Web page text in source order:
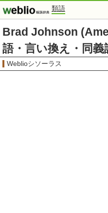
類語
Brad Johnson
語・言い換え・同義
Weblioシソーラス